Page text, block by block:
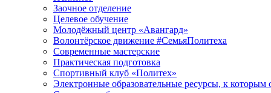
Заочное отделение
Целевое обучение
Молодёжный центр «Авангард»
Волонтёрское движение #СемьяПолитеха
Современные мастерские
Практическая подготовка
Спортивный клуб «Политех»
Электронные образовательные ресурсы, к которым